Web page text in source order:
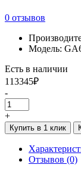
0 отзывов
Модель:
Есть в наличии
113345₽
-
+
Купить в 1 клик
Отзывов (0)